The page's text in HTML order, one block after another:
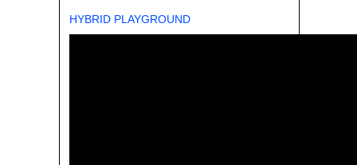
HYBRID PLAYGROUND